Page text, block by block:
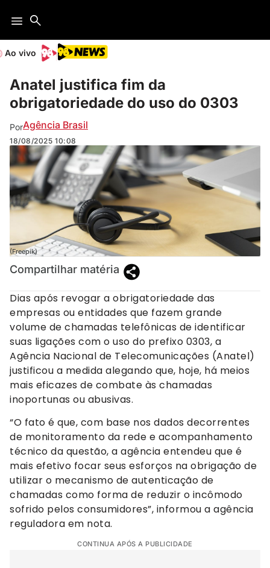
Ao vivo
Anatel justifica fim da
obrigatoriedade do uso do 0303
PorAgência Brasil
18/08/2025 10:08
(Freepik)
Compartilhar matéria
Dias após revogar a obrigatoriedade das
empresas ou entidades que fazem grande
volume de chamadas telefônicas de identificar
suas ligações com o uso do prefixo 0303, a
Agência Nacional de Telecomunicações (Anatel)
justificou a medida alegando que, hoje, há meios
mais eficazes de combate às chamadas
inoportunas ou abusivas.
“O fato é que, com base nos dados decorrentes
de monitoramento da rede e acompanhamento
técnico da questão, a agência entendeu que é
mais efetivo focar seus esforços na obrigação de
utilizar o mecanismo de autenticação de
chamadas como forma de reduzir o incômodo
sofrido pelos consumidores”, informou a agência
reguladora em nota.
CONTINUA APÓS A PUBLICIDADE